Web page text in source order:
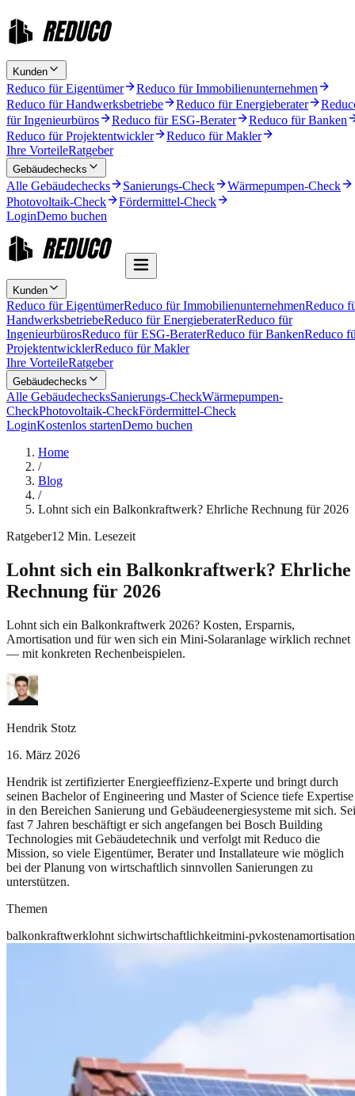
Kunden
Reduco für Eigentümer
Reduco für Immobilienunternehmen
Reduco für Handwerksbetriebe
Reduco für Energieberater
für Ingenieurbüros
Reduco für ESG-Berater
Reduco für Banken
Reduco für Projektentwickler
Reduco für Makler
Ihre VorteileRatgeber
Gebäudechecks
Alle Gebäudechecks Sanierungs-Check
Wärmepumpen-Check
Photovoltaik-Check
Fördermittel-Check
LoginDemo buchen
Kunden
Reduco für EigentümerReduco für ImmobilienunternehmenReduco
HandwerksbetriebeReduco für EnergieberaterReduco für
IngenieurbürosReduco für ESG-BeraterReduco für BankenReduco
ProjektentwicklerReduco für Makler
Ihre VorteileRatgeber
Gebäudechecks
Alle GebäudechecksSanierungs-CheckWärmepumpen-
CheckPhotovoltaik-CheckFördermittel-Check
LoginKostenlos startenDemo buchen
Home
/
Blog
/
Lohnt sich ein Balkonkraftwerk? Ehrliche Rechnung für 2026
Ratgeber12 Min. Lesezeit
Lohnt sich ein Balkonkraftwerk? Ehrliche
Rechnung für 2026
Lohnt sich ein Balkonkraftwerk 2026? Kosten, Ersparnis,
Amortisation und für wen sich ein Mini-Solaranlage wirklich rechnet
— mit konkreten Rechenbeispielen.
Hendrik Stotz
16. März 2026
Hendrik ist zertifizierter Energieeffizienz-Experte und bringt durch
seinen Bachelor of Engineering und Master of Science tiefe Expertise
in den Bereichen Sanierung und Gebäudeenergiesysteme mit sich.
fast 7 Jahren beschäftigt er sich angefangen bei Bosch Building
Technologies mit Gebäudetechnik und verfolgt mit Reduco die
Mission, so viele Eigentümer, Berater und Installateure wie möglich
bei der Planung von wirtschaftlich sinnvollen Sanierungen zu
unterstützen.
Themen
balkonkraftwerklohnt sichwirtschaftlichkeitmini-pvkostenamortisation